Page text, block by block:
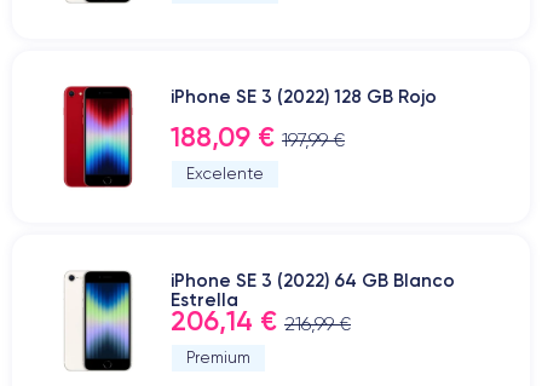
iPhone SE 3 (2022) 128 GB Rojo
188,09 € 197,99 €
Excelente
iPhone SE 3 (2022) 64 GB Blanco
Estrella
206,14 € 216,99 €
Premium